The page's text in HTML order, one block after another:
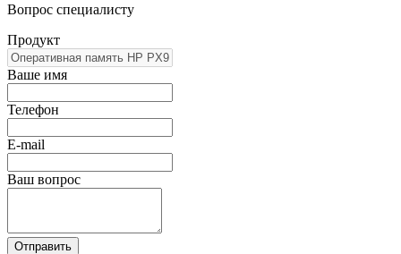
Вопрос специалисту
Продукт
Ваше имя
Телефон
E-mail
Ваш вопрос
Отправить